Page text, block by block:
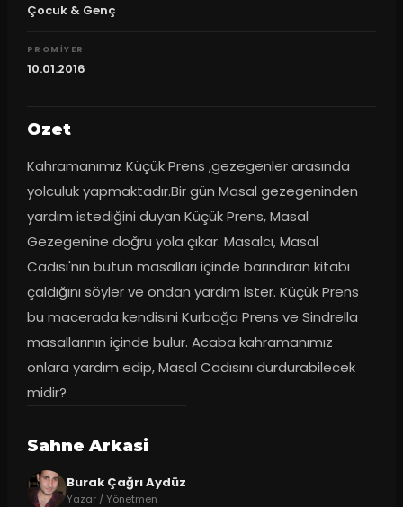
Çocuk & Genç
PROMIYER
10.01.2016
Ozet
Kahramanımız Küçük Prens ,gezegenler arasında
yolculuk yapmaktadır.Bir gün Masal gezegeninden
yardım istediğini duyan Küçük Prens, Masal
Gezegenine doğru yola çıkar. Masalcı, Masal
Cadısı'nın bütün masalları içinde barındıran kitabı
çaldığını söyler ve ondan yardım ister. Küçük Prens
bu macerada kendisini Kurbağa Prens ve Sindrella
masallarının içinde bulur. Acaba kahramanımız
onlara yardım edip, Masal Cadısını durdurabilecek
midir?
Sahne Arkasi
Burak Çağrı Aydüz
Yazar / Yönetmen